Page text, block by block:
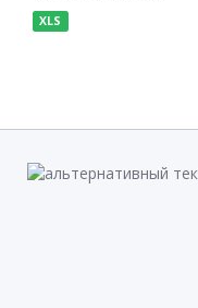
XLS